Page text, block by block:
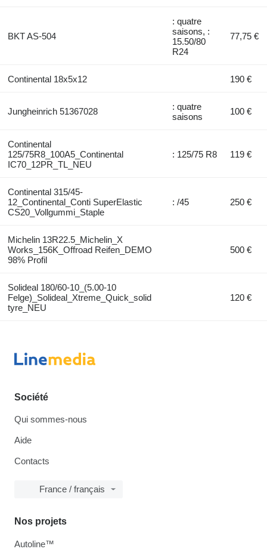
BKT AS-504
: quatre
saisons, :
15.50/80
R24
77,75 €
Continental 18x5x12 190 €
Jungheinrich 51367028
: quatre
saisons
100 €
Continental
125/75R8_100A5_Continental
IC70_12PR_TL_NEU
: 125/75 R8 119 €
Continental 315/45-
12_Continental_Conti SuperElastic
CS20_Vollgummi_Staple
: /45 250 €
Michelin 13R22.5_Michelin_X
Works_156K_Offroad Reifen_DEMO
98% Profil
500 €
Solideal 180/60-10_(5.00-10
Felge)_Solideal_Xtreme_Quick_solid
tyre_NEU
120 €
Société
Qui sommes-nous
Aide
Contacts
France / français
Nos projets
Autoline™